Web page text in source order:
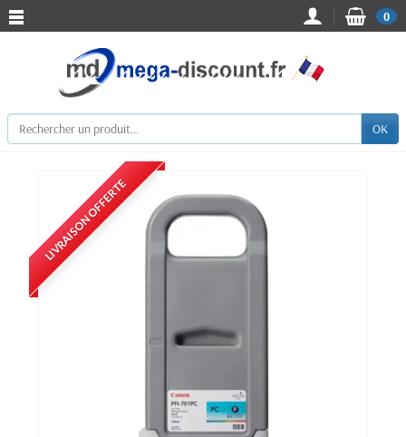
0
OK
LIVRAISON OFFERTE